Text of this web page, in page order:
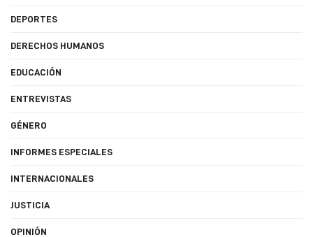
DEPORTES
DERECHOS HUMANOS
EDUCACIÓN
ENTREVISTAS
GÉNERO
INFORMES ESPECIALES
INTERNACIONALES
JUSTICIA
OPINIÓN